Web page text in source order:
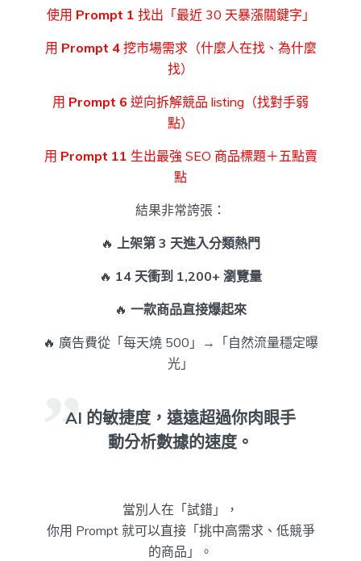
使用 Prompt 1 找出「最近 30 天暴漲關鍵字」
用 Prompt 4挖市場需求（什麼人在找、為什麼
找）
用 Prompt 6 逆向拆解競品 listing（找對手弱
點）
用 Prompt 11 生出最強 SEO 商品標題＋五點賣
點
結果非常誇張：
🔥 上架第 3 天進入分類熱門
🔥 14 天衝到 1,200+ 瀏覽量
🔥 一款商品直接爆起來
🔥 廣告費從「每天燒 500」→「自然流量穩定曝
光」
AI 的敏捷度，遠遠超過你肉眼手
動分析數據的速度。
當別人在「試錯」，
你用 Prompt 就可以直接「挑中高需求、低競爭
的商品」。